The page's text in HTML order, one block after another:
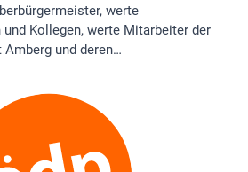
werte
Kollegen, werte Mitarbeiter der
und deren…